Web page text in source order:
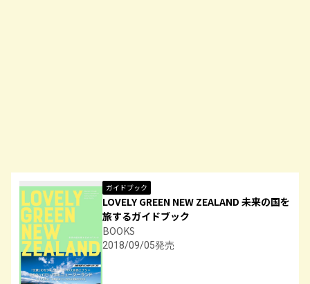
ガイドブック
LOVELY GREEN NEW ZEALAND 未来の国を
旅するガイドブック
BOOKS
2018/09/05発売